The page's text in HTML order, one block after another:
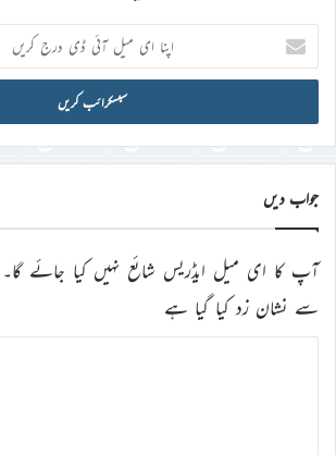
اپنا
ای
میل
ڈی
درج
کریں
جواب دیں
آپ کا ای میل ایڈریس شائع نہیں کیا جائے گا۔
سے نشان زد کیا گیا ہے